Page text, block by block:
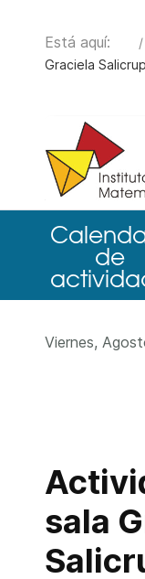
Está aquí:
Graciela Salicrup
Viernes,
sala